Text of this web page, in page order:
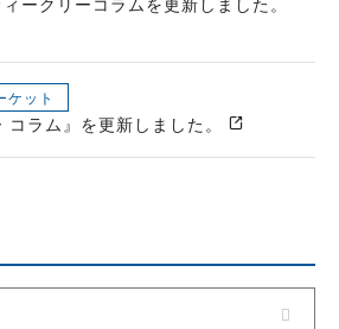
ケット
コラム』を更新しました。